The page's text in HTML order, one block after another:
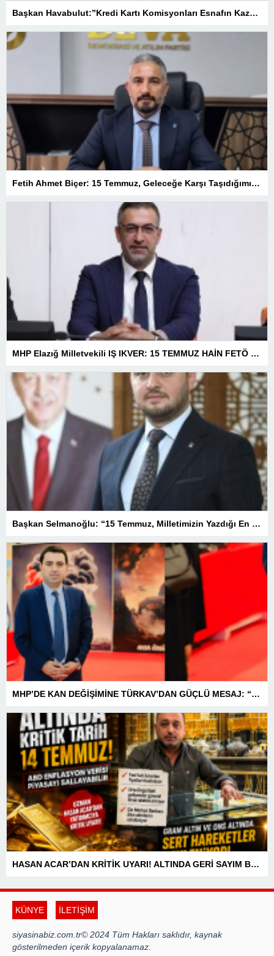
Başkan Havabulut:”Kredi Kartı Komisyonları Esnafın Kazancını Eritiyor”
Fetih Ahmet Biçer: 15 Temmuz, Geleceğe Karşı Taşıdığımız Sorumluluğu Hatırlatan Bir Milattır
MHP Elazığ Milletvekili IŞ IKVER: 15 TEMMUZ HAİN FETÖ KALKIŞMASI TÜRKİYE’Yİ İŞGAL GİRİŞİMİDİR
Başkan Selmanoğlu: “15 Temmuz, Milletimizin Yazdığı En Büyük Demokrasi Destanlarından Biridir”
MHP’DE KAN DEĞİŞİMİNE TÜRKAV’DAN GÜÇLÜ MESAJ: “BİRLİK VE BERABERLİKLE DAHA GÜÇLÜYÜZ”
HASAN ACAR’DAN KRİTİK UYARI! ALTINDA GERİ SAYIM BAŞLADI! 14 TEMMUZ’DAKİ VERİ PİYASALARIN YÖNÜNÜ BELİRLEYECEK
KÜNYE İLETİŞİM
siyasinabiz.com.tr© 2024 Tüm Hakları saklıdır, kaynak
gösterilmeden içerik kopyalanamaz.